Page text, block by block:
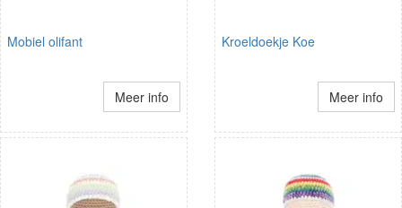
Mobiel olifant
Meer info
Kroeldoekje Koe
Meer info